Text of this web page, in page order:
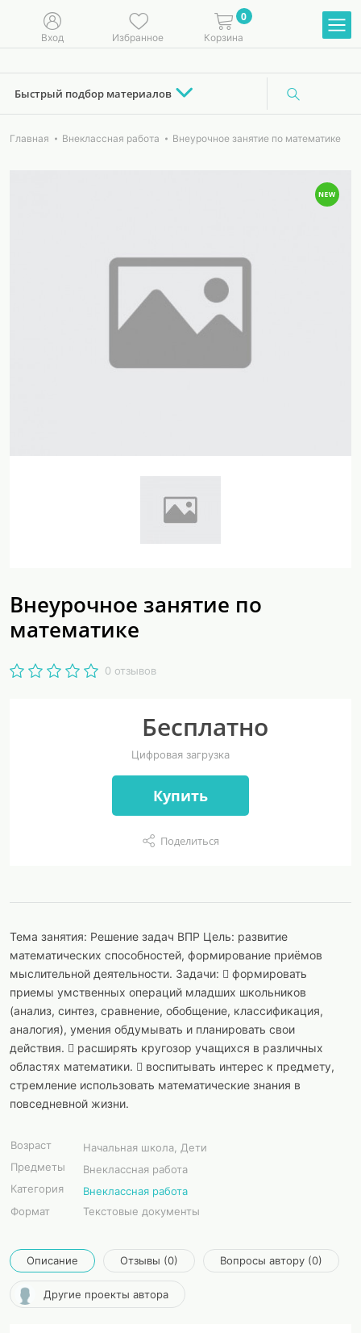
Вход Избранное
0
Корзина
Быстрый подбор материалов
Главная Внеклассная работа Внеурочное занятие по математике
Внеурочное занятие по
математике
0 отзывов
Бесплатно
Цифровая загрузка
Купить
Поделиться
Тема занятия: Решение задач ВПР Цель: развитие
математических способностей, формирование приёмов
мыслительной деятельности. Задачи:  формировать
приемы умственных операций младших школьников
(анализ, синтез, сравнение, обобщение, классификация,
аналогия), умения обдумывать и планировать свои
действия.  расширять кругозор учащихся в различных
областях математики.  воспитывать интерес к предмету,
стремление использовать математические знания в
повседневной жизни.
Возраст
Начальная школа, Дети
Предметы
Внеклассная работа
Категория
Внеклассная работа
Формат
Текстовые документы
Описание Отзывы (0) Вопросы автору (0)
Другие проекты автора